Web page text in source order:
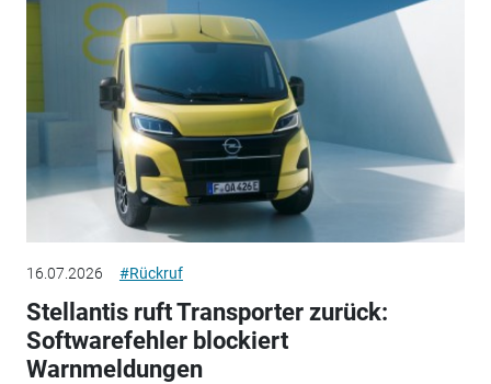
16.07.2026 #Rückruf
Stellantis ruft Transporter zurück:
Softwarefehler blockiert
Warnmeldungen